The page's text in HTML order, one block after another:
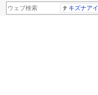
キズナアイ